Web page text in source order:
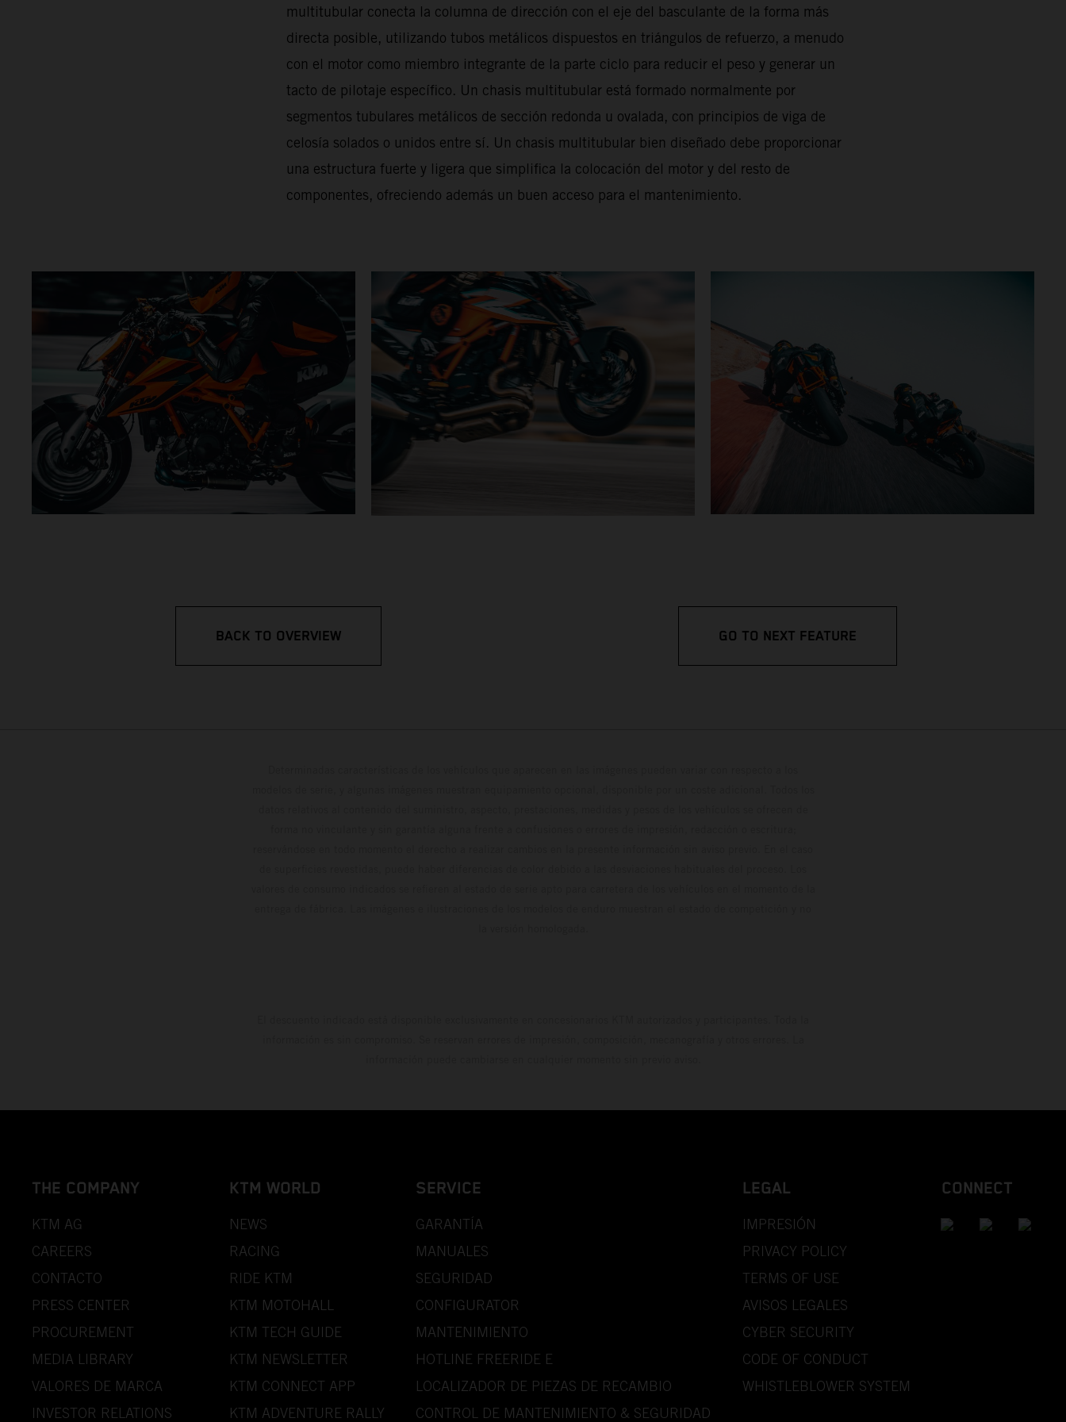
multitubular conecta la columna de dirección con el eje del basculante de la forma más
directa posible, utilizando tubos metálicos dispuestos en triángulos de refuerzo, a menudo
con el motor como miembro integrante de la parte ciclo para reducir el peso y generar un
tacto de pilotaje específico. Un chasis multitubular está formado normalmente por
segmentos tubulares metálicos de sección redonda u ovalada, con principios de viga de
celosía solados o unidos entre sí. Un chasis multitubular bien diseñado debe proporcionar
una estructura fuerte y ligera que simplifica la colocación del motor y del resto de
componentes, ofreciendo además un buen acceso para el mantenimiento.
BACK TO OVERVIEW GO TO NEXT FEATURE
THE COMPANY
KTM AG
CAREERS
CONTACTO
PRESS CENTER
PROCUREMENT
MEDIA LIBRARY
VALORES DE MARCA
INVESTOR RELATIONS
KTM WORLD
NEWS
RACING
RIDE KTM
KTM MOTOHALL
KTM TECH GUIDE
KTM NEWSLETTER
KTM CONNECT APP
KTM ADVENTURE RALLY
SERVICE
GARANTÍA
MANUALES
SEGURIDAD
CONFIGURATOR
MANTENIMIENTO
HOTLINE FREERIDE E
LOCALIZADOR DE PIEZAS DE RECAMBIO
CONTROL DE MANTENIMIENTO & SEGURIDAD
LEGAL
IMPRESIÓN
PRIVACY POLICY
TERMS OF USE
AVISOS LEGALES
CYBER SECURITY
CODE OF CONDUCT
WHISTLEBLOWER SYSTEM
CONNECT